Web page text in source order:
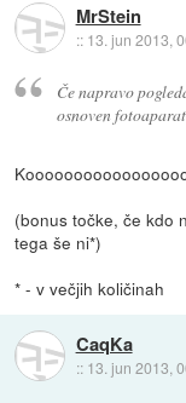
MrStein
:: 13. jun 2013,
Če napravo
osnoven
(bonus točke, če kdo
tega še ni*)
* - v večjih količinah
CaqKa
:: 13. jun 2013,